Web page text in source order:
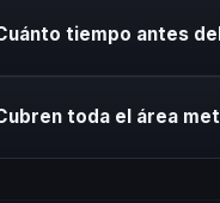
conferencista al formato
tiempo antes
tenemos
toda el área